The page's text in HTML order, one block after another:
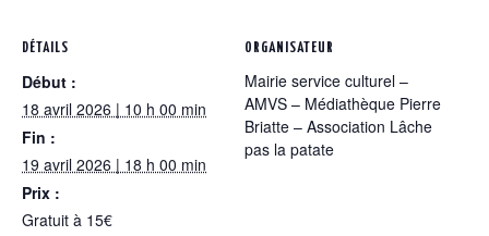
DÉTAILS
Début :
18 avril 2026 | 10 h 00 min
Fin :
19 avril 2026 | 18 h 00 min
Prix :
Gratuit à 15€
ORGANISATEUR
Mairie service culturel –
AMVS – Médiathèque Pierre
Briatte – Association Lâche
pas la patate